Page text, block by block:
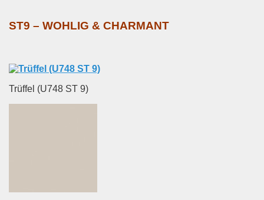
ST9 – WOHLIG & CHARMANT
Trüffel (U748 ST 9)